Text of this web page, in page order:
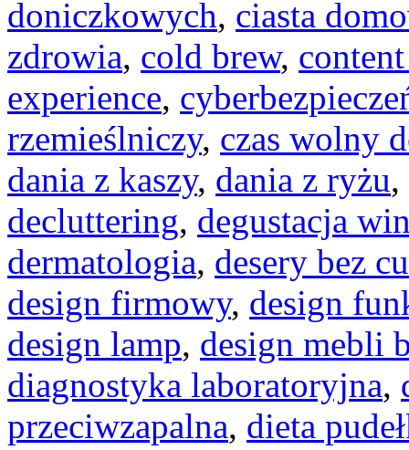
doniczkowych, ciasta
zdrowia, cold brew,
experience,
rzemieślniczy, czas wolny
dania z kaszy, dania z ryżu,
decluttering, degustacja
dermatologia, desery bez
design firmowy, design
design lamp, design mebli
diagnostyka laboratoryjna,
przeciwzapalna, dieta